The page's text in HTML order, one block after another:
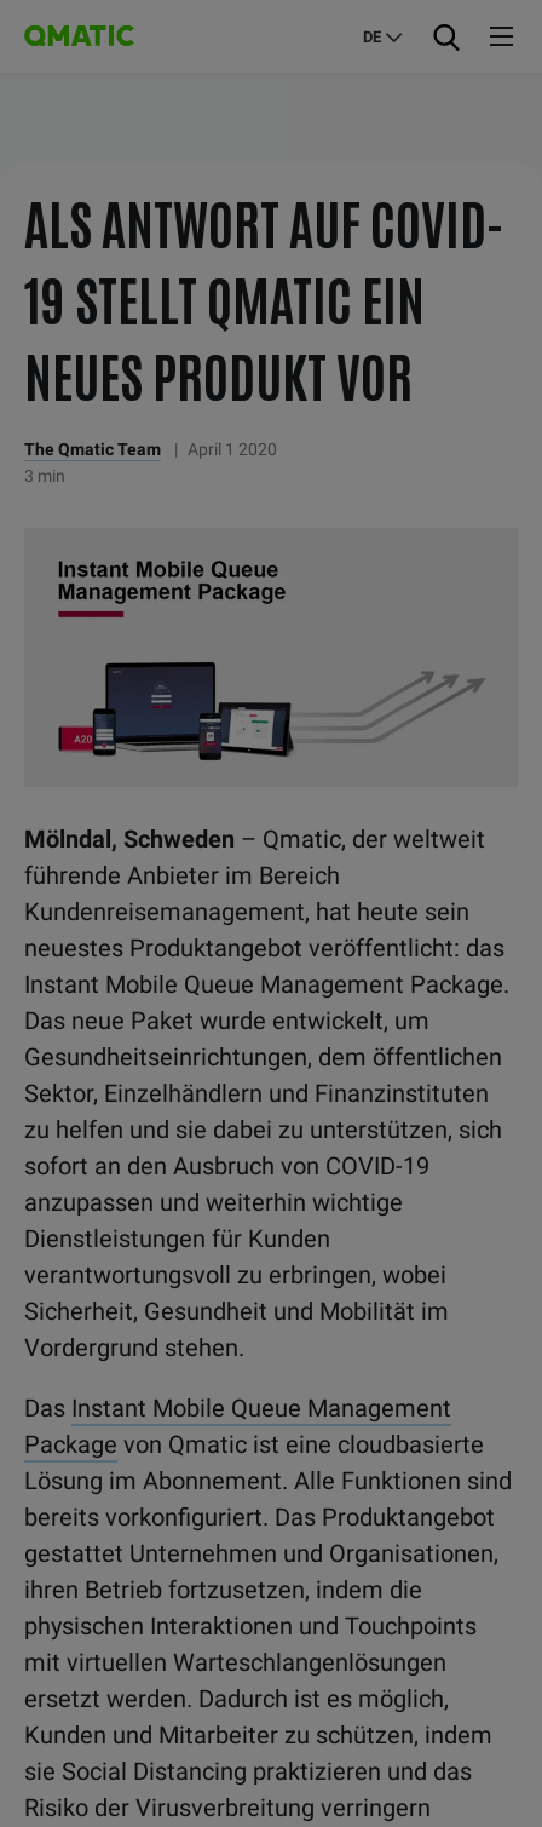
DE
ALS ANTWORT AUF COVID-
19 STELLT QMATIC EIN
NEUES PRODUKT VOR
The Qmatic Team |
April 1 2020
3 min
Mölndal, Schweden – Qmatic, der weltweit
führende Anbieter im Bereich
Kundenreisemanagement, hat heute sein
neuestes Produktangebot veröffentlicht: das
Instant Mobile Queue Management Package.
Das neue Paket wurde entwickelt, um
Gesundheitseinrichtungen, dem öffentlichen
Sektor, Einzelhändlern und Finanzinstituten
zu helfen und sie dabei zu unterstützen, sich
sofort an den Ausbruch von COVID-19
anzupassen und weiterhin wichtige
Dienstleistungen für Kunden
verantwortungsvoll zu erbringen, wobei
Sicherheit, Gesundheit und Mobilität im
Vordergrund stehen.
Das Instant Mobile Queue Management
Package von Qmatic ist eine cloudbasierte
Lösung im Abonnement. Alle Funktionen sind
bereits vorkonfiguriert. Das Produktangebot
gestattet Unternehmen und Organisationen,
ihren Betrieb fortzusetzen, indem die
physischen Interaktionen und Touchpoints
mit virtuellen Warteschlangenlösungen
ersetzt werden. Dadurch ist es möglich,
Kunden und Mitarbeiter zu schützen, indem
sie Social Distancing praktizieren und das
Risiko der Virusverbreitung verringern